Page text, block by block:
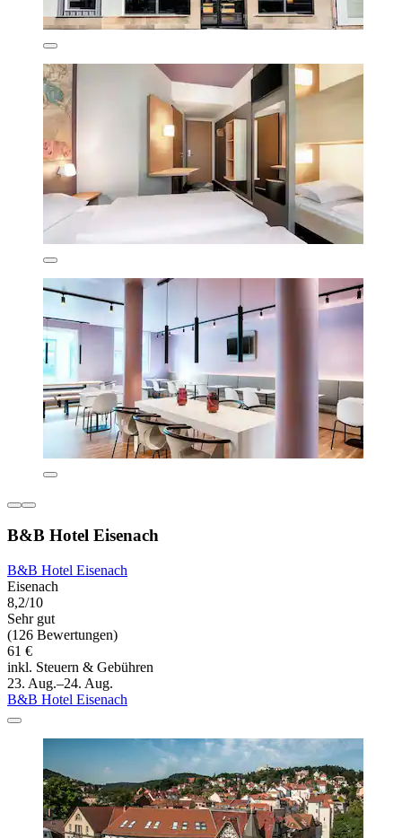
B&B Hotel Eisenach
B&B Hotel Eisenach
Eisenach
8,2/10
Sehr gut
(126 Bewertungen)
61 €
inkl. Steuern & Gebühren
23. Aug.–24. Aug.
B&B Hotel Eisenach